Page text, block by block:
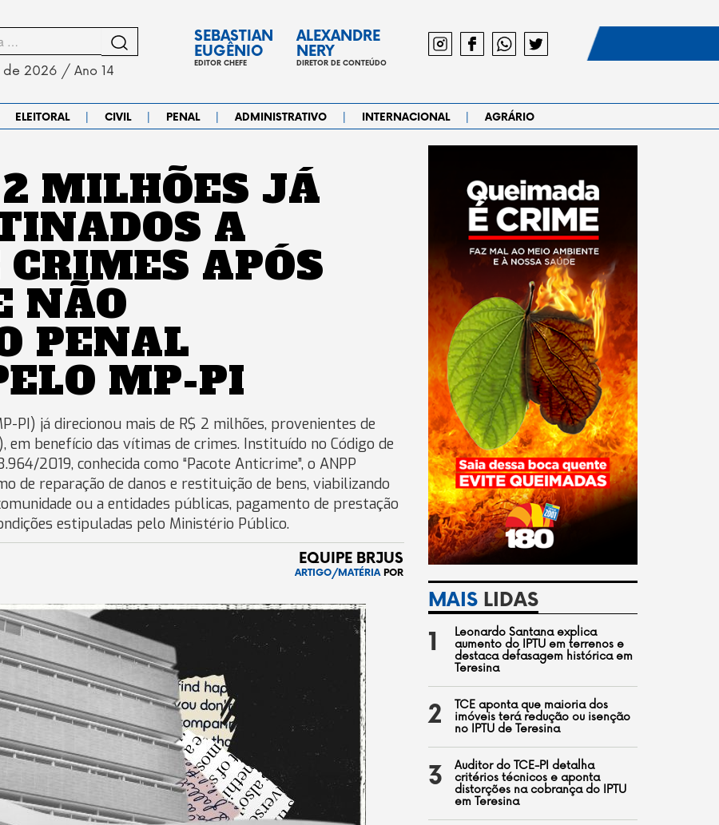
2026 / Ano 14
SEBASTIAN
EUGÊNIO
EDITOR CHEFE
ALEXANDRE
NERY
DIRETOR DE CONTEÚDO
ELEITORAL | CIVIL | PENAL | ADMINISTRATIVO | INTERNACIONAL | AGRÁRIO
MILHÕES JÁ
A
APÓS
NÃO
PENAL
MP-PI
PI) já direcionou mais de R$ 2 milhões, provenientes de
em benefício das vítimas de crimes. Instituído no Código de
2019, conhecida como “Pacote Anticrime”, o ANPP
de reparação de danos e restituição de bens, viabilizando
ou a entidades públicas, pagamento de prestação
estipuladas pelo Ministério Público.
EQUIPE BRJUS
ARTIGO/MATÉRIAPOR
MAISLIDAS
1
Leonardo Santana explica
aumento do IPTU em terrenos e
destaca defasagem histórica em
Teresina
2
TCE aponta que maioria dos
imóveis terá redução ou isenção
no IPTU de Teresina
3
Auditor do TCE-PI detalha
critérios técnicos e aponta
distorções na cobrança do IPTU
em Teresina